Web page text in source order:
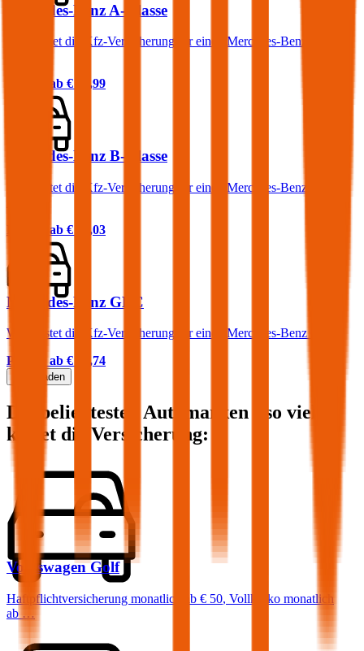
Mercedes-Benz A-Klasse
Was kostet die Kfz-Versicherung für einen Mercedes-Benz A-
Prämie ab € 63,99
Mercedes-Benz B-Klasse
Was kostet die Kfz-Versicherung für einen Mercedes-Benz B-
Prämie ab € 38,03
Mercedes-Benz GLC
Was kostet die Kfz-Versicherung für einen Mercedes-Benz GLC?
Prämie ab € 94,74
Mehr laden
Die beliebtesten Automarken - so viel
kostet die Versicherung:
Volkswagen Golf
Haftpflichtversicherung monatlich ab € 50, Vollkasko monatlich
ab …